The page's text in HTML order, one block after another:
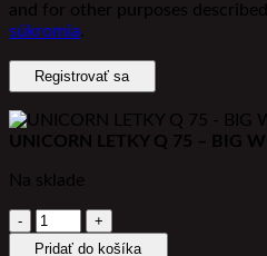
and for other purposes
súkromia
Registrovať sa
UNICORN LETKY Q 75 – BIG
Na sklade
množstvo
UNICORN
Pridať do košíka